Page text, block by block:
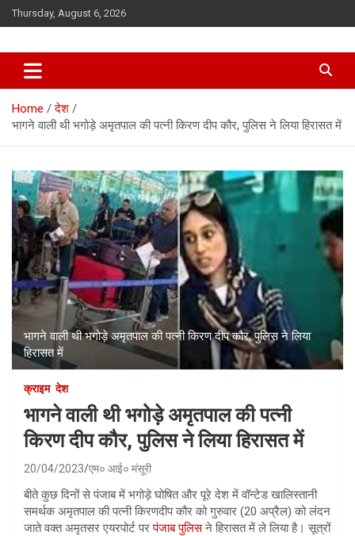
Skip
to
Thursday, August 6, 2026
Home
देश
भागने वाली थी भगोड़े अमृतपाल की पत्नी किरण दीप कौर, पुलिस ने लिया हिरासत में
भागने वाली थी भगोड़े अमृतपाल की पत्नी किरण दीप कौर, पुलिस ने लिया
हिरासत में
क्राइम देश
भागने वाली थी भगोड़े अमृतपाल की पत्नी
किरण दीप कौर, पुलिस ने लिया हिरासत में
20/04/2023 एम० आई० मंसूरी
बीते कुछ दिनों से पंजाब में भगोड़े घोषित और पूरे देश में वॉन्टेड खालिस्तानी
समर्थक अमृतपाल की पत्नी किरणदीप कौर को गुरुवार (20 अप्रैल) को लंदन
जाते वक्त अमृतसर एयरपोर्ट परपंजाब पुलिसने हिरासत में ले लिया है। सूत्रों